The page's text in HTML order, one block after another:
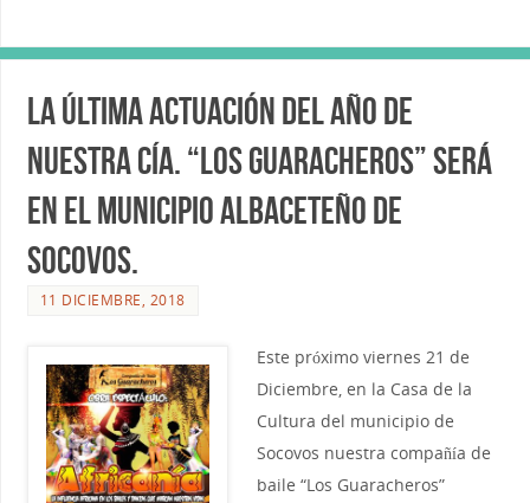
La última actuación del año de
nuestra Cía. “Los Guaracheros” será
en el Municipio albaceteño de
Socovos.
11 DICIEMBRE, 2018
Este próximo viernes 21 de
Diciembre, en la Casa de la
Cultura del municipio de
Socovos nuestra compañía de
baile “Los Guaracheros”